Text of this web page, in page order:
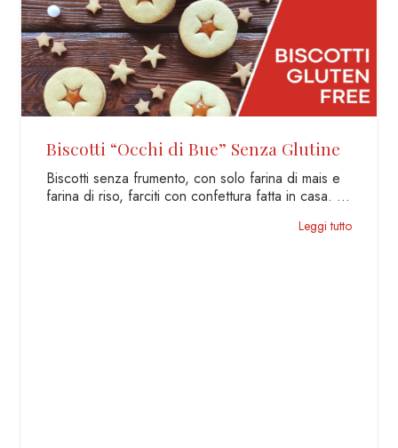
“Occhi di Bue” Senza Glutine
senza frumento, con solo farina di mais e
di riso, farciti con confettura fatta in casa. …